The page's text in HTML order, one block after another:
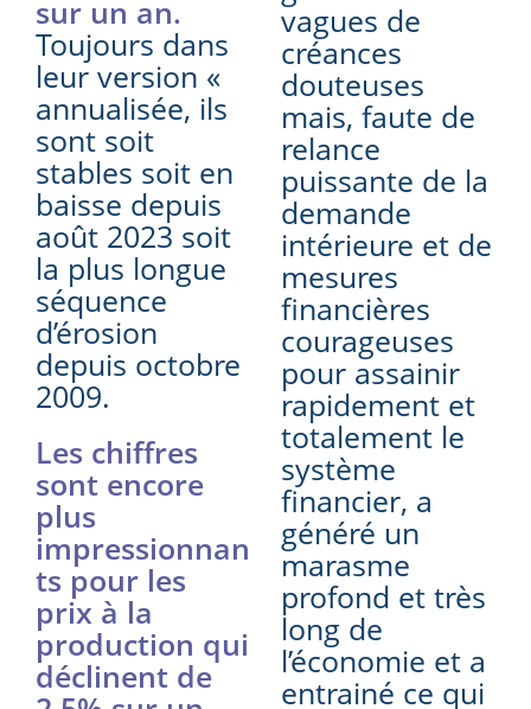
sur un an.
Toujours dans
leur version «
annualisée, ils
sont soit
stables soit en
baisse depuis
août 2023 soit
la plus longue
séquence
d’érosion
depuis octobre
2009.
Les chiffres
sont encore
plus
impressionnan
ts pour les
prix à la
production qui
déclinent de
vagues de
créances
douteuses
mais, faute de
relance
puissante de la
demande
intérieure et de
mesures
financières
courageuses
pour assainir
rapidement et
totalement le
système
financier, a
généré un
marasme
profond et très
long de
l’économie et a
entrainé ce qui